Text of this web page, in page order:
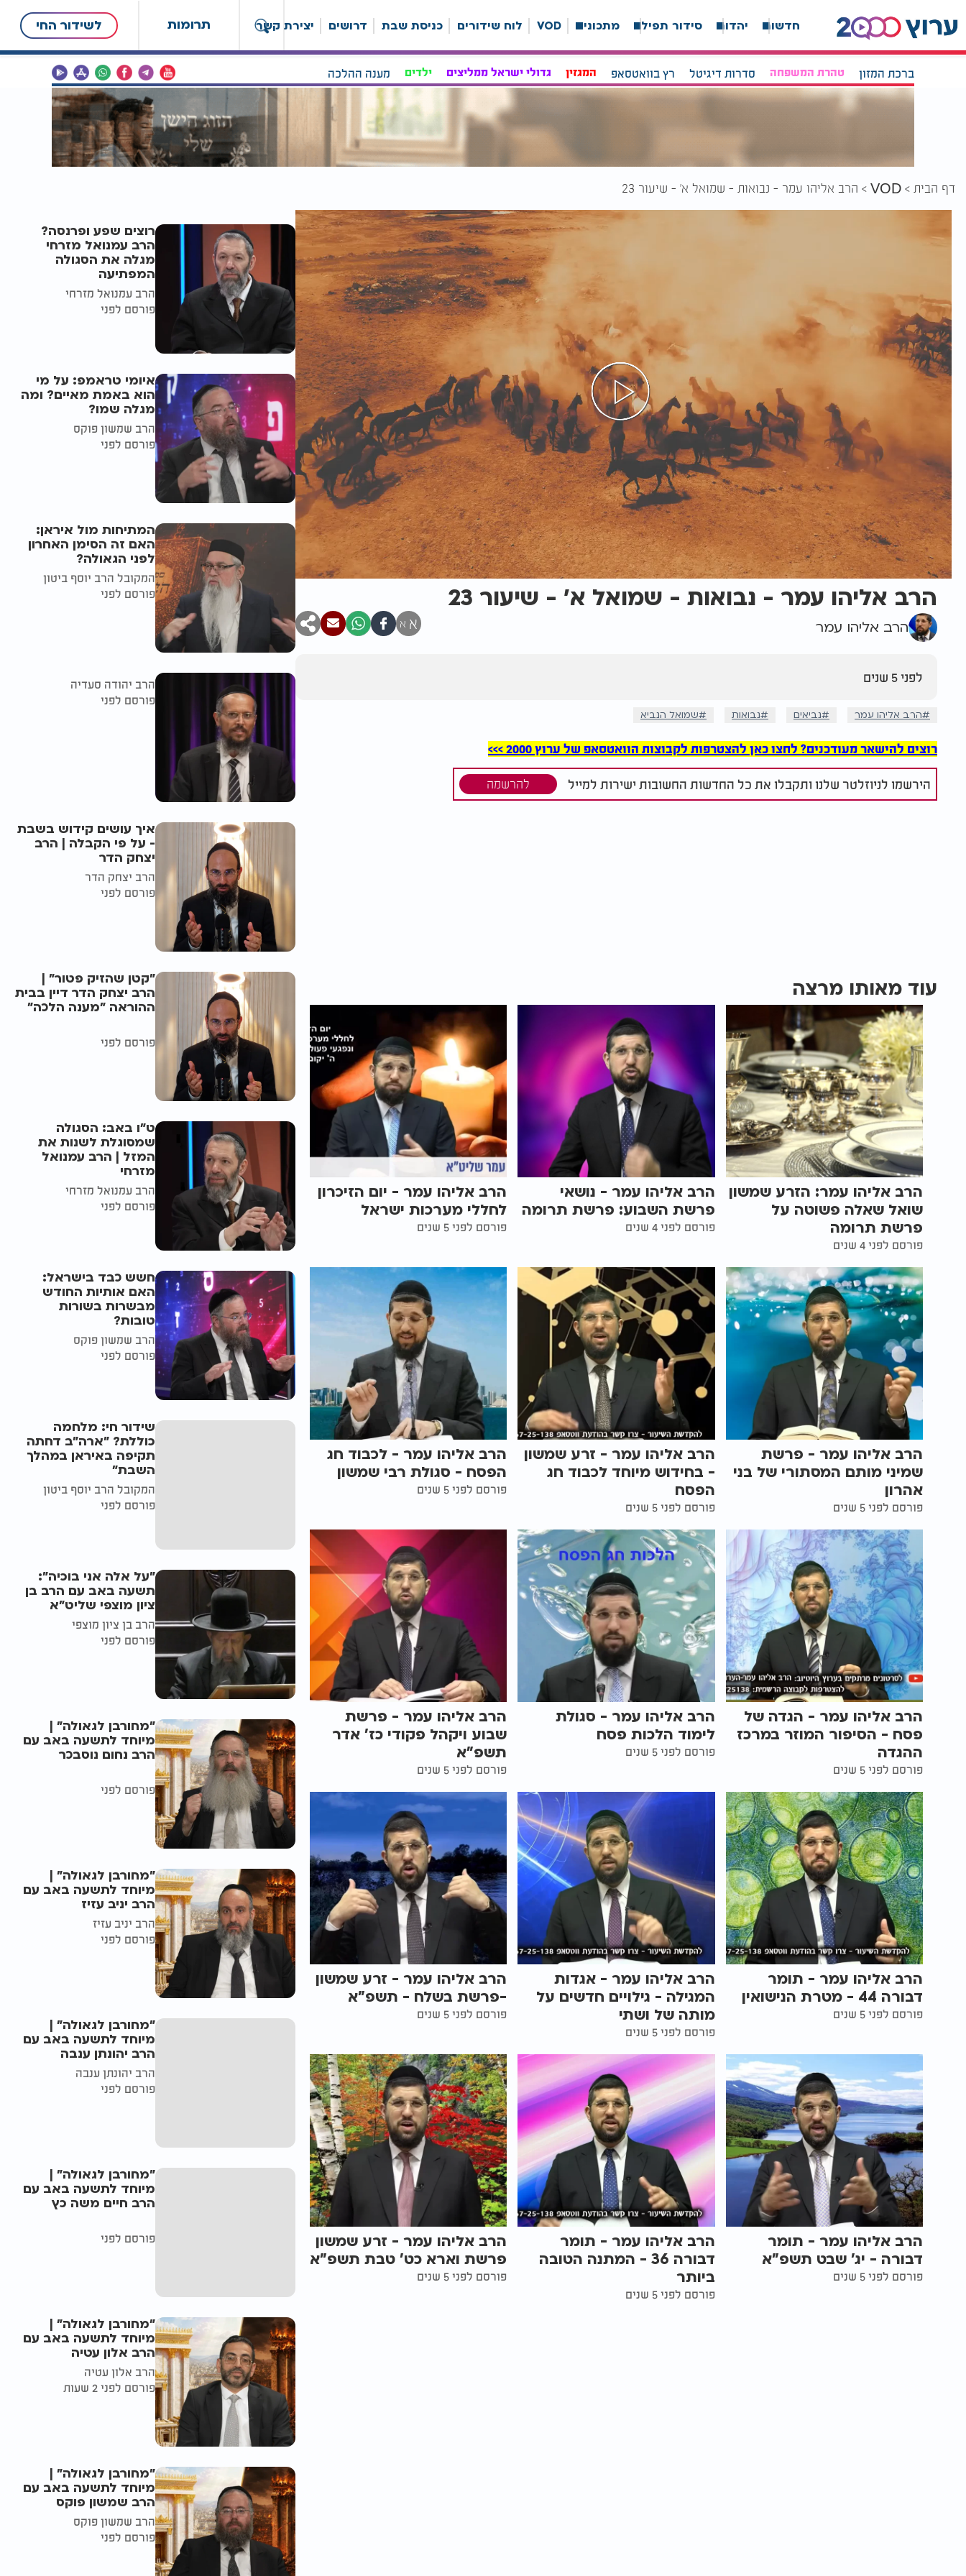
תרומות לשידור החי חדשות יהדות סידור תפילה מתכונים VOD לוח שידורים כניסת שבת דרושים יצירת קשר
ברכת המזון טהרת המשפחה סדרות דיגיטל רץ בוואטסאפ המגזין גדולי ישראל ממליצים ילדים מענה ההלכה
דף הבית VOD הרב אליהו עמר - נבואות - שמואל א' - שיעור 23
הרב אליהו עמר - נבואות - שמואל א' - שיעור 23
הרב אליהו עמר א א
לפני 5 שנים
הרב אליהו עמר נביאים נבואות שמואל הנביא
רוצים להישאר מעודכנים? לחצו כאן להצטרפות לקבוצות הוואטסאפ של ערוץ 2000 >>>
הירשמו לניוזלטר שלנו ותקבלו את כל החדשות החשובות ישירות למייל להרשמה
עוד מאותו מרצה
הרב אליהו עמר: הזרע שמשון
שואל שאלה פשוטה על
פרשת תרומה
פורסם לפני 4 שנים
הרב אליהו עמר - נושאי
פרשת השבוע: פרשת תרומה
פורסם לפני 4 שנים
הרב אליהו עמר - יום הזיכרון
לחללי מערכות ישראל
פורסם לפני 5 שנים
הרב אליהו עמר - פרשת
שמיני מותם המסתורי של בני
אהרון
פורסם לפני 5 שנים
הרב אליהו עמר - זרע שמשון
- בחידוש מיוחד לכבוד חג
הפסח
פורסם לפני 5 שנים
הרב אליהו עמר - לכבוד חג
הפסח - סגולת רבי שמשון
פורסם לפני 5 שנים
הרב אליהו עמר - הגדה של
פסח - הסיפור המוזר במרכז
ההגדה
פורסם לפני 5 שנים
הרב אליהו עמר - סגולת
לימוד הלכות פסח
פורסם לפני 5 שנים
הרב אליהו עמר - פרשת
שבוע ויקהל פקודי כז’ אדר
תשפ"א
פורסם לפני 5 שנים
הרב אליהו עמר - תומר
דבורה 44 - מטרת הנישואין
פורסם לפני 5 שנים
הרב אליהו עמר - אגדות
המגילה - גילויים חדשים על
מותה של ושתי
פורסם לפני 5 שנים
הרב אליהו עמר - זרע שמשון
-פרשת בשלח - תשפ"א
פורסם לפני 5 שנים
הרב אליהו עמר - תומר
דבורה - יג' שבט תשפ"א
פורסם לפני 5 שנים
הרב אליהו עמר - תומר
דבורה 36 - המתנה הטובה
ביותר
פורסם לפני 5 שנים
הרב אליהו עמר - זרע שמשון
פרשת וארא כט' טבת תשפ"א
פורסם לפני 5 שנים
רוצים שפע ופרנסה?
הרב עמנואל מזרחי
מגלה את הסגולה
המפתיעה
הרב עמנואל מזרחי
פורסם לפני
איומי טראמפ: על מי
הוא באמת מאיים? ומה
מגלה שמו?
הרב שמשון פוקס
פורסם לפני
המתיחות מול איראן:
האם זה הסימן האחרון
לפני הגאולה?
המקובל הרב יוסף ביטון
פורסם לפני
הרב יהודה סעדיה
פורסם לפני
איך עושים קידוש בשבת
- על פי הקבלה | הרב
יצחק הדר
הרב יצחק הדר
פורסם לפני
"קטן שהזיק פטור" |
הרב יצחק הדר דיין בבית
ההוראה "מענה הלכה"
פורסם לפני
ט"ו באב: הסגולה
שמסוגלת לשנות את
המזל | הרב עמנואל
מזרחי
הרב עמנואל מזרחי
פורסם לפני
חשש כבד בישראל:
האם אותיות החודש
מבשרות בשורות
טובות?
הרב שמשון פוקס
פורסם לפני
שידור חי: מלחמה
כוללת? ״ארה"ב דחתה
תקיפה באיראן במהלך
השבת״
המקובל הרב יוסף ביטון
פורסם לפני
"על אלה אני בוכיה":
תשעה באב עם הרב בן
ציון מוצפי שליט"א
הרב בן ציון מוצפי
פורסם לפני
"מחורבן לגאולה" |
מיוחד לתשעה באב עם
הרב נחום נוסבכר
פורסם לפני
"מחורבן לגאולה" |
מיוחד לתשעה באב עם
הרב יניב עזיז
הרב יניב עזיז
פורסם לפני
"מחורבן לגאולה" |
מיוחד לתשעה באב עם
הרב יהונתן ענבה
הרב יהונתן ענבה
פורסם לפני
"מחורבן לגאולה" |
מיוחד לתשעה באב עם
הרב חיים משה כץ
פורסם לפני
"מחורבן לגאולה" |
מיוחד לתשעה באב עם
הרב אלון עטיה
הרב אלון עטיה
פורסם לפני 2 שעות
"מחורבן לגאולה" |
מיוחד לתשעה באב עם
הרב שמשון פוקס
הרב שמשון פוקס
פורסם לפני